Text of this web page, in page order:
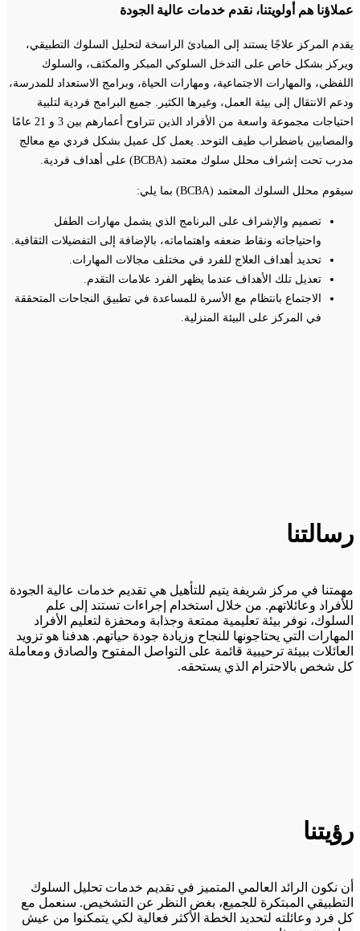
عملاؤنا هم أولويتنا، نقدم خدمات عالية الجودة
يقدم المركز علاجًا يستند إلى المبادئ الراسخة لتحليل السلوك التطبيقي،
ويركز بشكل خاص على التدخل السلوكي المبكر والمكثف، والسلوك
اللفظي، والمهارات الاجتماعية، ومهارات الحياة، وبرامج الاستعداد للمدرسة،
ودعم الانتقال إلى بيئة العمل، وغيرها الكثير. جميع البرامج فردية لتلبية
احتياجات مجموعة واسعة من الأفراد الذين تتراوح أعمارهم بين 3 و 21 عامًا
والمصابين باضطراب طيف التوحد. يعمل كل عميل بشكل فردي مع معالج
مدرب تحت إشراف محلل سلوك معتمد (BCBA) على أهداف فردية.
سيقوم محلل السلوك المعتمد (BCBA) بما يلي:
تصميم والإشراف على البرنامج الذي يشمل مهارات الطفل
واحتياجاته ونقاط ضعفه واهتماماته، بالإضافة إلى التفضيلات الثقافية.
تحديد أهداف العلاج للفرد في مختلف مجالات المهارات.
تعديل تلك الأهداف عندما يظهر الفرد علامات التقدم.
الاجتماع بانتظام مع الأسرة للمساعدة في تطبيق النجاحات المتحققة
في المركز على البيئة المنزلية.
رسالتنا
مهمتنا في مركز شريفة يتيم للتأهيل هي تقديم خدمات عالية الجودة
للأفراد وعائلاتهم. من خلال استخدام إجراءات تستند إلى علم
السلوك، نوفر بيئة تعليمية ممتعة وجذابة ومحفزة لتعليم الأفراد
المهارات التي يحتاجونها للنجاح وزيادة جودة حياتهم. هدفنا هو تزويد
العائلات ببيئة ترحيبية قائمة على التواصل المفتوح والصادق ومعاملة
كل شخص بالاحترام الذي يستحقه.
رؤيتنا
أن نكون الرائد العالمي المتميز في تقديم خدمات تحليل السلوك
التطبيقي المبتكرة للجميع، بغض النظر عن التشخيص. سنعمل مع
كل فرد وعائلته لتحديد الخطة الأكثر فعالية لكي يتمكنوا من عيش